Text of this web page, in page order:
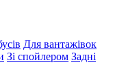
Для вантажівок
Зі спойлером Задні